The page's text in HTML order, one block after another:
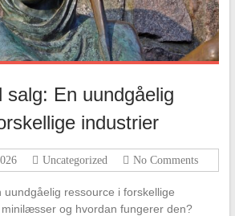
En uundgåelig
industrier
Uncategorized No Comments
ressource i forskellige
og hvordan fungerer den?